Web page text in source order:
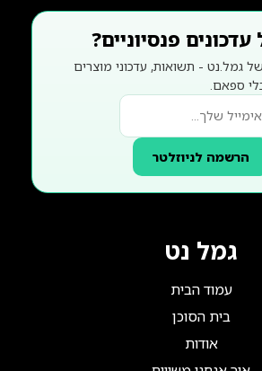
פנסיוניים?
גמל.נט - תשואות, עדכוני מוצרים
ספאם.
הרשמה לניוזלטר
גמל נט
עמוד הבית
בית הסוכן
אודות